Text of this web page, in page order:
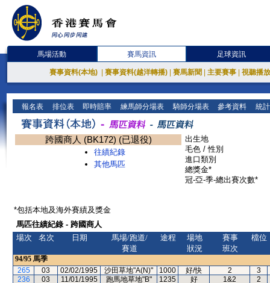
馬場活動 賽馬資訊 足球資訊
賽事資料(本地) 賽事資料(越洋轉播) 賽馬新聞 主要賽事 視聽播
報名表 排位表 即時賠率 練馬師分場表 騎師分場表 參考資料 統
跨國商人 (BK172) (已退役)
往績紀錄
其他馬匹
出生地
毛色 / 性別
進口類別
總獎金*
冠-亞-季-總出賽次數*
*包括本地及海外賽績及獎金
馬匹往績紀錄 - 跨國商人
場次
名次 日期
馬場/跑道/
賽道
途程
場地
狀況
賽事
班次
檔位
94/95 馬季
265
03 02/02/1995 沙田草地"A(N)" 1000 好/快 2
3
236
03 11/01/1995 跑馬地草地"B" 1235 好 1&2
2